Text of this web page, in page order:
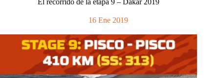
El recorrido de la etapa 9 – Dakar 2019
16 Ene 2019